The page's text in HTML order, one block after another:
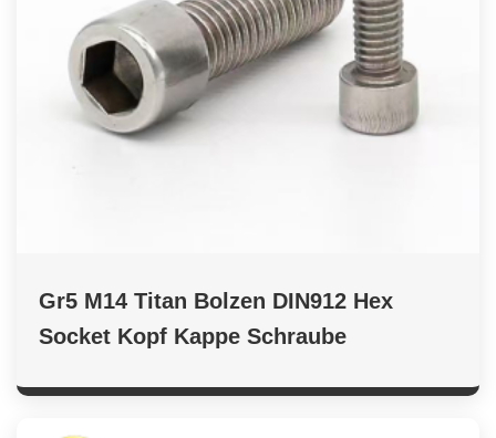
Gr5 M14 Titan Bolzen DIN912 Hex
Socket Kopf Kappe Schraube